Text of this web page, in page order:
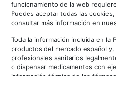
Accede o regístrate con tu
funcionamiento de la web
Puedes aceptar todas las
consultar más información en
Toda la información incluida en la
productos del mercado español
profesionales sanitarios
o dispensar medicamentos con
información técnica de los
meramente informativo, siendo